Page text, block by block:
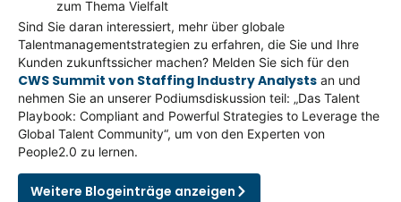
zum Thema Vielfalt
Sind Sie daran interessiert, mehr über globale
Talentmanagementstrategien zu erfahren, die Sie und Ihre
Kunden zukunftssicher machen? Melden Sie sich für den
CWS Summit von Staffing Industry Analysts an und
nehmen Sie an unserer Podiumsdiskussion teil: „Das Talent
Playbook: Compliant and Powerful Strategies to Leverage the
Global Talent Community“, um von den Experten von
People2.0 zu lernen.
Weitere Blogeinträge anzeigen